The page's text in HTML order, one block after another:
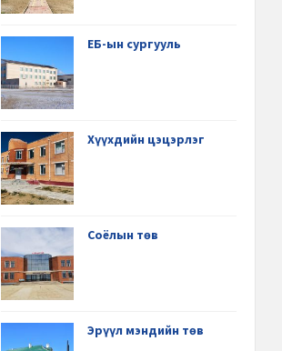
ЕБ-ын сургууль
Хүүхдийн цэцэрлэг
Соёлын төв
Эрүүл мэндийн төв